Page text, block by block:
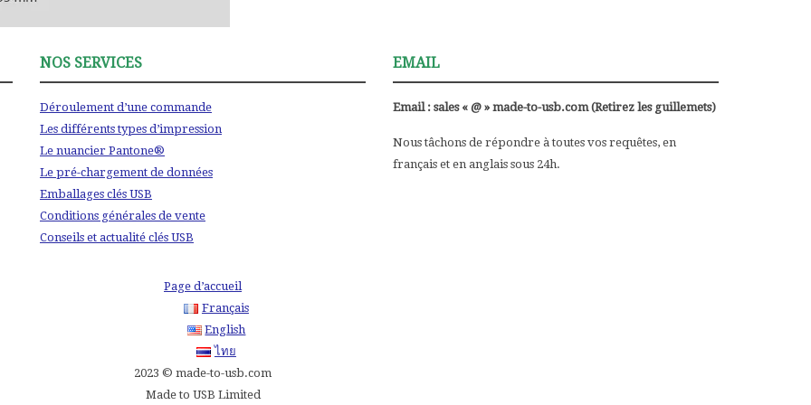
NOS SERVICES
Déroulement d’une commande
Les différents types d’impression
Le nuancier Pantone®
Le pré-chargement de données
Emballages clés USB
Conditions générales de vente
Conseils et actualité clés USB
EMAIL
Email : sales « @ » made-to-usb.com (Retirez les guillemets)
Nous tâchons de répondre à toutes vos requêtes, en
français et en anglais sous 24h.
Page d’accueil
Français
English
ไทย
2023 © made-to-usb.com
Made to USB Limited